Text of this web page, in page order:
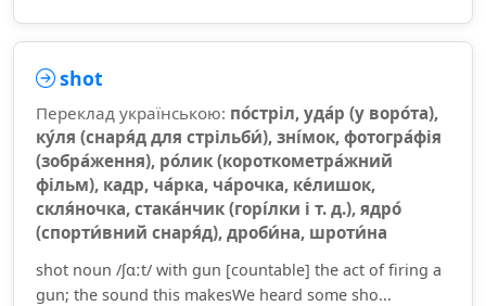
shot
Переклад українською: по́стріл, уда́р (у воро́та),
ку́ля (снаря́д для стрільби́), зні́мок, фотогра́фія
(зобра́ження), ро́лик (короткометра́жний
фільм), кадр, ча́рка, ча́рочка, ке́лишок,
скля́ночка, стака́нчик (горі́лки і т. д.), ядро́
(спорти́вний снаря́д), дроби́на, шроти́на
shot noun /ʃɑːt/ with gun [countable] the act of firing a
gun; the sound this makesWe heard some sho...